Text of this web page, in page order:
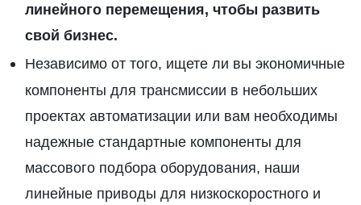
линейного перемещения, чтобы развить
свой бизнес.
Независимо от того, ищете ли вы экономичные
компоненты для трансмиссии в небольших
проектах автоматизации или вам необходимы
надежные стандартные компоненты для
массового подбора оборудования, наши
линейные приводы для низкоскоростного и